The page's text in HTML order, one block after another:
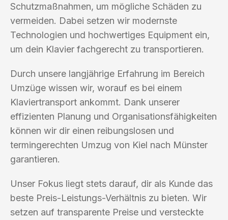
Schutzmaßnahmen, um mögliche Schäden zu
vermeiden. Dabei setzen wir modernste
Technologien und hochwertiges Equipment ein,
um dein Klavier fachgerecht zu transportieren.
Durch unsere langjährige Erfahrung im Bereich
Umzüge wissen wir, worauf es bei einem
Klaviertransport ankommt. Dank unserer
effizienten Planung und Organisationsfähigkeiten
können wir dir einen reibungslosen und
termingerechten Umzug von Kiel nach Münster
garantieren.
Unser Fokus liegt stets darauf, dir als Kunde das
beste Preis-Leistungs-Verhältnis zu bieten. Wir
setzen auf transparente Preise und versteckte